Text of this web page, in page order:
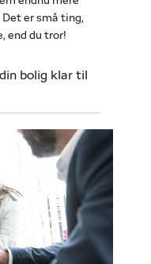
er små ting,
end du tror!
bolig klar til